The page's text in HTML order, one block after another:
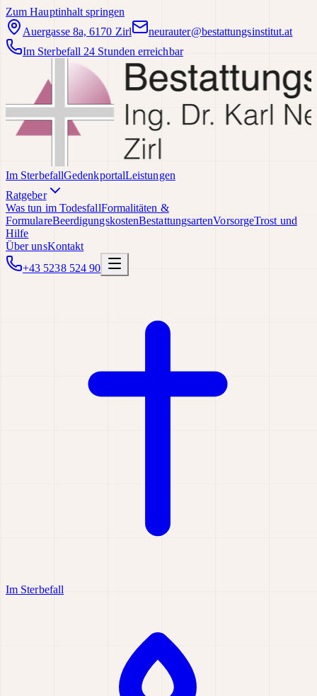
Zum Hauptinhalt springen
Auergasse 8a, 6170 Zirl
neurauter@bestattungsinstitut.at
Im Sterbefall 24 Stunden erreichbar
Im SterbefallGedenkportalLeistungen
Ratgeber
Was tun im TodesfallFormalitäten &
FormulareBeerdigungskostenBestattungsartenVorsorgeTrost und
Hilfe
Über unsKontakt
+43 5238 524 90
Im Sterbefall